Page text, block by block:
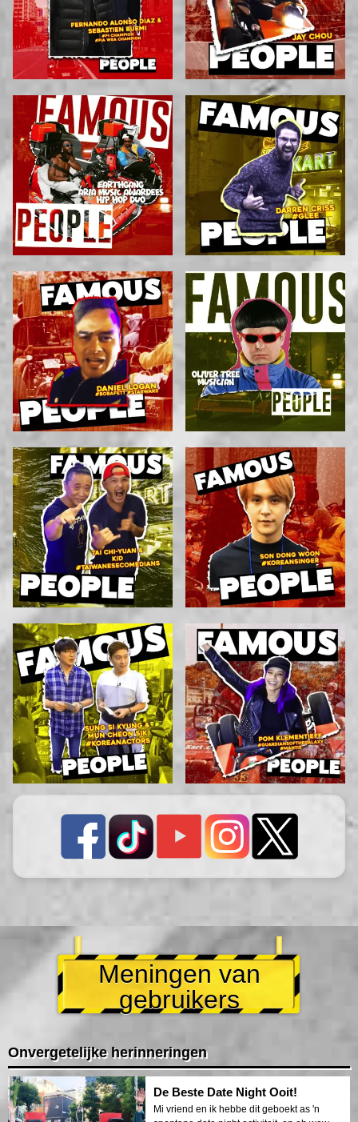
Meningen van
gebruikers
Onvergetelijke herinneringen
De Beste Date Night Ooit!
Mi vriend en ik hebbe dit geboekt as 'n